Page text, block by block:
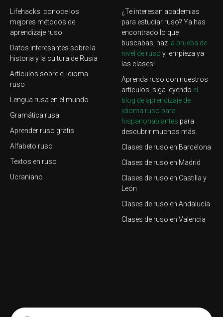
Lifehacks: conoce los
mejores métodos de
aprendizaje ruso
Datos interesantes sobre la
historia y la cultura de Rusia
Artículos sobre el idioma
ruso
Lengua rusa en el mundo
Gramática rusa
Aprender ruso gratis
Alfabeto ruso
Textos en ruso
Ucraniano
¿Te interesan academias
para estudiar ruso? Ya has
encontrado lo que
buscabas, haz la prueba de
nivel de ruso y ¡empieza ya
las clases!
Aprenda ruso con nuestros
artículos, siga leyendo el
blog de aprendizaje de
idioma ruso para
hispanohablantes para
descubrir muchos más.
Clases de ruso en Barcelona
Clases de ruso en Madrid
Clases de ruso en Castilla y
León
Clases de ruso en Andalucía
Clases de ruso en Valencia